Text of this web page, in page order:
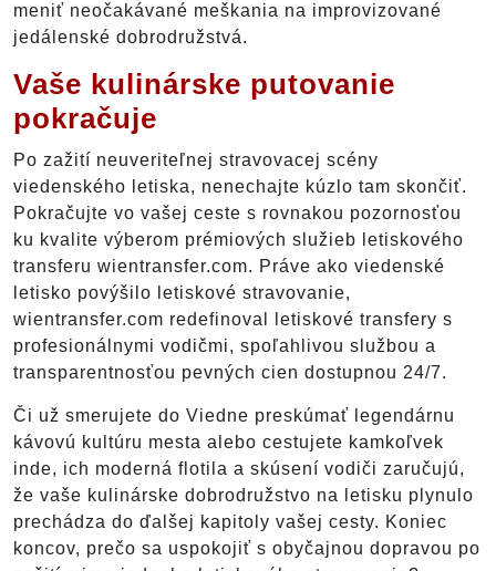
meniť neočakávané meškania na improvizované
jedálenské dobrodružstvá.
Vaše kulinárske putovanie
pokračuje
Po zažití neuveriteľnej stravovacej scény
viedenského letiska, nenechajte kúzlo tam skončiť.
Pokračujte vo vašej ceste s rovnakou pozornosťou
ku kvalite výberom prémiových služieb letiskového
transferu wientransfer.com. Práve ako viedenské
letisko povýšilo letiskové stravovanie,
wientransfer.com redefinoval letiskové transfery s
profesionálnymi vodičmi, spoľahlivou službou a
transparentnosťou pevných cien dostupnou 24/7.
Či už smerujete do Viedne preskúmať legendárnu
kávovú kultúru mesta alebo cestujete kamkoľvek
inde, ich moderná flotila a skúsení vodiči zaručujú,
že vaše kulinárske dobrodružstvo na letisku plynulo
prechádza do ďalšej kapitoly vašej cesty. Koniec
koncov, prečo sa uspokojiť s obyčajnou dopravou po